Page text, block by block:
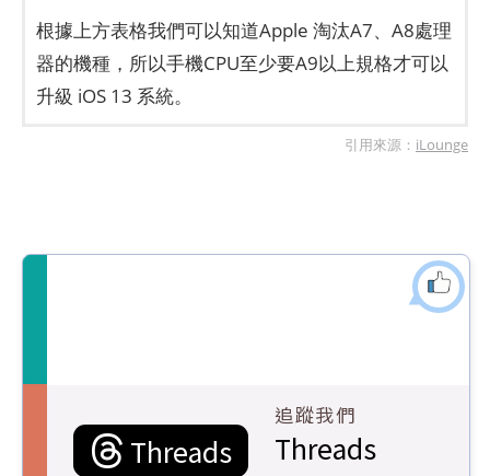
根據上方表格我們可以知道Apple 淘汰A7、A8處理
器的機種，所以手機CPU至少要A9以上規格才可以
升級 iOS 13 系統。
引用來源： iLounge
Threads
追蹤我們
Threads